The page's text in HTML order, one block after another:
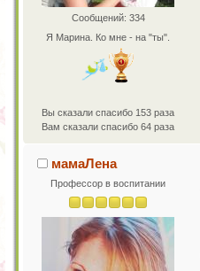
Сообщений: 334
Я Марина. Ко мне - на "ты".
Вы сказали спасибо 153 раза
Вам сказали спасибо 64 раза
мамаЛена
Профессор в воспитании